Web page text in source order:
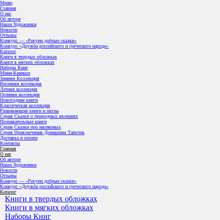
Меню
Главная
О нас
Об авторе
Наши Художники
Новости
Отзывы
Конкурс — «Рисуем добрые сказки»
Конкурс «Дружба российского и греческого народа»
Каталог
Книги в твердых обложках
Книги в мягких обложках
Наборы Книг
Мини-Книжки
Зимняя Коллекция
Весенняя коллекция
Летняя коллекция
Осенняя коллекция
Новогодние книги
Классическая коллекция
Развивающие книги и пазлы
Серия Сказки о природных явлениях
Познавательные книги
Серия Сказки про насекомых
Серия Приключения Домашних Тапочек
Доставка и оплата
Контакты
Главная
О нас
Об авторе
Наши Художники
Новости
Отзывы
Конкурс — «Рисуем добрые сказки»
Конкурс «Дружба российского и греческого народа»
Каталог
Книги в твердых обложках
Книги в мягких обложках
Наборы Книг